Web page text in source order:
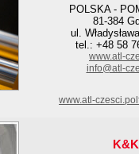
POLSKA -
81-384
ul.
tel.: +48 58
www.atl-
info@atl-
www.atl-
K&K